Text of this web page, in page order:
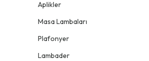
Aplikler
Masa Lambaları
Plafonyer
Lambader